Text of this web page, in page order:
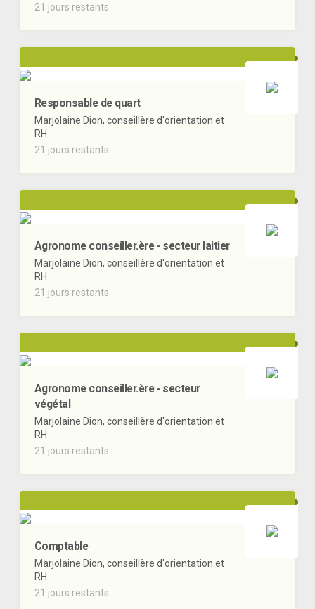
21 jours restants
Responsable de quart
Marjolaine Dion, conseillère d'orientation et
RH
21 jours restants
Agronome conseiller.ère - secteur laitier
Marjolaine Dion, conseillère d'orientation et
RH
21 jours restants
Agronome conseiller.ère - secteur
végétal
Marjolaine Dion, conseillère d'orientation et
RH
21 jours restants
Comptable
Marjolaine Dion, conseillère d'orientation et
RH
21 jours restants